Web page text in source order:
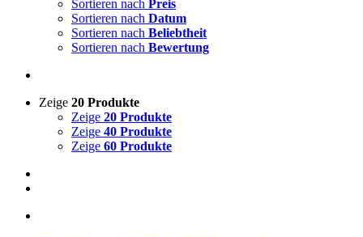
Sortieren nach Preis
Sortieren nach Datum
Sortieren nach Beliebtheit
Sortieren nach Bewertung
Zeige 20 Produkte
Zeige 20 Produkte
Zeige 40 Produkte
Zeige 60 Produkte